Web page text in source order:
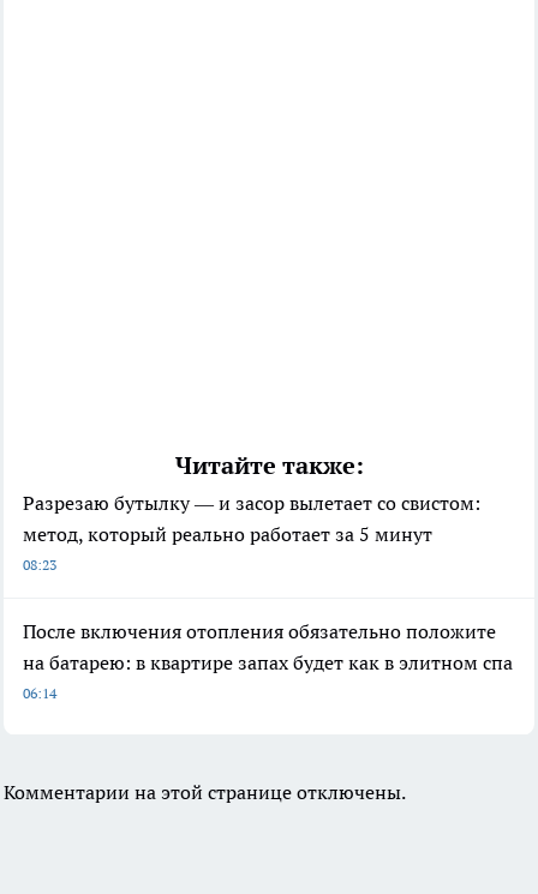
Читайте также:
Разрезаю бутылку — и засор вылетает со свистом:
метод, который реально работает за 5 минут
08:23
После включения отопления обязательно положите
на батарею: в квартире запах будет как в элитном спа
06:14
Комментарии на этой странице отключены.